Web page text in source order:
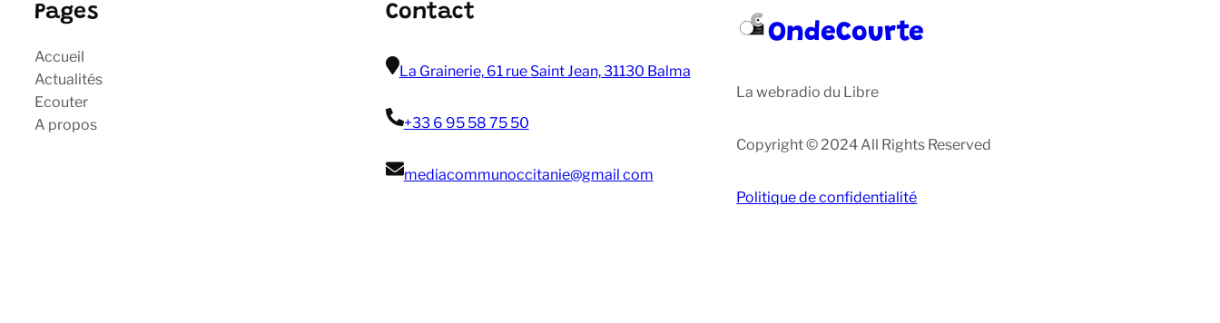
Pages
Accueil
Actualités
Ecouter
A propos
Contact
La Grainerie, 61 rue Saint Jean, 31130 Balma
+33 6 95 58 75 50
mediacommunoccitanie@gmail com
OndeCourte
La webradio du Libre
Copyright © 2024 All Rights Reserved
Politique de confidentialité